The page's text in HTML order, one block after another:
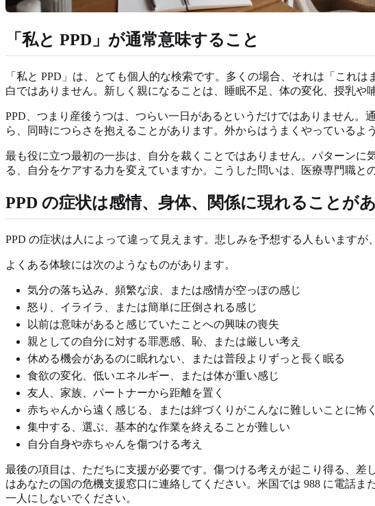
「私と PPD」が通常意味すること
「私と PPD」は、とても個人的な検索です。多くの場合、それは「これ
白ではありません。新しく親になることは、睡眠不足、体の変化、授乳
PPD、つまり産後うつは、つらい一日があるというだけではありません
ら、同時につらさを抱えることがあります。外からはうまくやっている
最も役に立つ最初の一歩は、自分を裁くことではありません。パターン
る、自分をケアする力を変えていますか。こうした問いは、医療専門職と
PPD の症状は感情、身体、関係に現れることが
PPD の症状は人によって違って見えます。悲しみを予想する人もいます
よくある体験には次のようなものがあります。
気分の落ち込み、頻繁な涙、または感情が空っぽの感じ
怒り、イライラ、または簡単に圧倒される感じ
以前は意味があると感じていたことへの興味の喪失
親としての自分に対する罪悪感、恥、または厳しい考え
休める機会があるのに眠れない、または普段よりずっと長く眠る
食欲の変化、低いエネルギー、または体が重い感じ
友人、家族、パートナーから距離を置く
赤ちゃんから遠く感じる、または絆づくりがこんなに難しいことに怖
集中する、選ぶ、基本的な作業を終えることが難しい
自分自身や赤ちゃんを傷つける考え
最後の項目は、ただちに支援が必要です。傷つける考えが起こり得る、
はあなたの国の危機支援窓口に連絡してください。米国では 988 に電話
一人にしないでください。